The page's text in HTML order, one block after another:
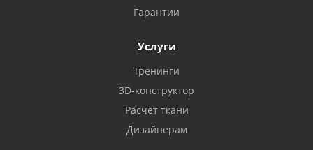
Гарантии
Услуги
Тренинги
3D-конструктор
Расчёт ткани
Дизайнерам